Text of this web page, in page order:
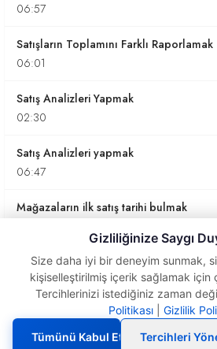
06:57
Satışların Toplamını Farklı Raporlamak
06:01
Satış Analizleri Yapmak
02:30
Satış Analizleri yapmak
06:47
Mağazaların ilk satış tarihi bulmak
Satış Analizleri Yapmak-devam
09:56
4. CALCULATE Kullanımı
Oluşturmak
Gizliliğinize Saygı
Size daha iyi bir deneyim sunmak,
kişiselleştirilmiş içerik sağlamak için
Tercihlerinizi istediğiniz zaman
Politikası
Gizlilik
Tümünü Kabul Et
Tercihleri